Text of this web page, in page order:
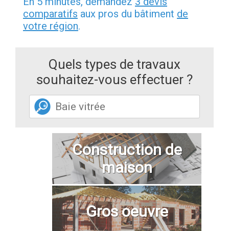
comparatifs aux pros du bâtiment de
votre région.
Quels types de travaux
souhaitez-vous effectuer ?
Construction de
maison
Gros oeuvre